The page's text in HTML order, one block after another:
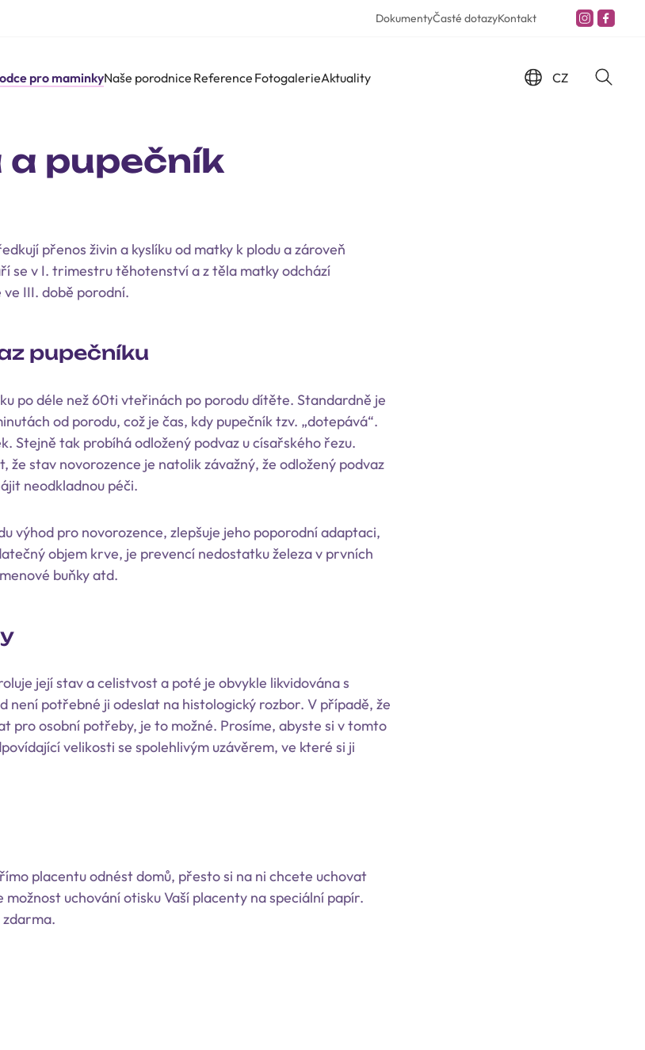
DokumentyČasté dotazyKontakt
pro maminkyNaše porodnice Reference FotogalerieAktuality CZ
a pupečník
přenos živin a kyslíku od matky k plodu a zároveň
se v I. trimestru těhotenství a z těla matky odchází
III. době porodní.
pupečníku
po déle než 60ti vteřinách po porodu dítěte. Standardně je
od porodu, což je čas, kdy pupečník tzv. „dotepává“.
Stejně tak probíhá odložený podvaz u císařského řezu.
že stav novorozence je natolik závažný, že odložený podvaz
neodkladnou péči.
výhod pro novorozence, zlepšuje jeho poporodní adaptaci,
objem krve, je prevencí nedostatku železa v prvních
buňky atd.
její stav a celistvost a poté je obvykle likvidována s
není potřebné ji odeslat na histologický rozbor. V případě, že
pro osobní potřeby, je to možné. Prosíme, abyste si v tomto
velikosti se spolehlivým uzávěrem, ve které si ji
placentu odnést domů, přesto si na ni chcete uchovat
možnost uchování otisku Vaší placenty na speciální papír.